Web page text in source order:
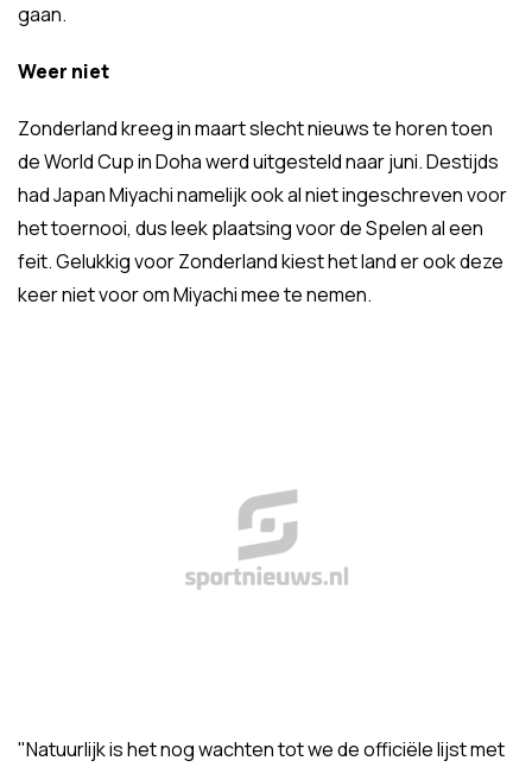
gaan.
Weer niet
Zonderland kreeg in maart slecht nieuws te horen toen
de World Cup in Doha werd uitgesteld naar juni. Destijds
had Japan Miyachi namelijk ook al niet ingeschreven voor
het toernooi, dus leek plaatsing voor de Spelen al een
feit. Gelukkig voor Zonderland kiest het land er ook deze
keer niet voor om Miyachi mee te nemen.
"Natuurlijk is het nog wachten tot we de officiële lijst met